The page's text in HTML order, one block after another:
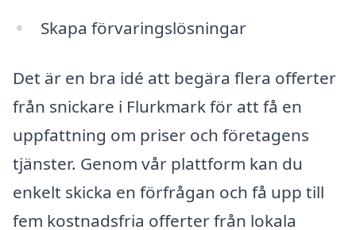
Skapa förvaringslösningar
Det är en bra idé att begära flera offerter
från snickare i Flurkmark för att få en
uppfattning om priser och företagens
tjänster. Genom vår plattform kan du
enkelt skicka en förfrågan och få upp till
fem kostnadsfria offerter från lokala